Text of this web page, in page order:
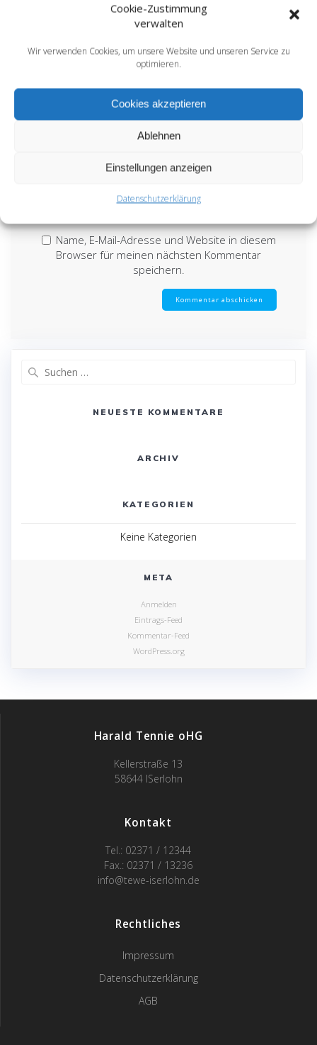
Cookie-Zustimmung
verwalten
Wir verwenden Cookies, um unsere Website und unseren Service zu
optimieren.
Cookies akzeptieren
Ablehnen
Einstellungen anzeigen
Datenschutzerklärung
Name*
E-Mail-Adresse
Name, E-Mail-Adresse und Website in diesem
Browser für meinen nächsten Kommentar
speichern.
NEUESTE KOMMENTARE
ARCHIV
KATEGORIEN
Keine Kategorien
META
Anmelden
Eintrags-Feed
Kommentar-Feed
WordPress.org
Harald Tennie oHG
Kellerstraße 13
58644 ISerlohn
Kontakt
Tel.: 02371 / 12344
Fax.: 02371 / 13236
info@tewe-iserlohn.de
Rechtliches
Impressum
Datenschutzerklärung
AGB